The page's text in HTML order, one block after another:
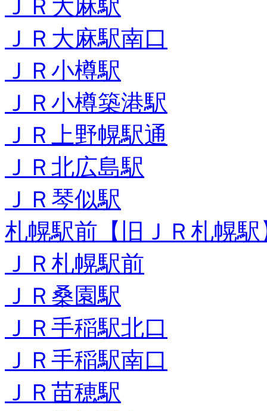
ＪＲ大麻駅
ＪＲ大麻駅南口
ＪＲ小樽駅
ＪＲ小樽築港駅
ＪＲ上野幌駅通
ＪＲ北広島駅
ＪＲ琴似駅
札幌駅前【旧ＪＲ札幌駅
ＪＲ札幌駅前
ＪＲ桑園駅
ＪＲ手稲駅北口
ＪＲ手稲駅南口
ＪＲ苗穂駅